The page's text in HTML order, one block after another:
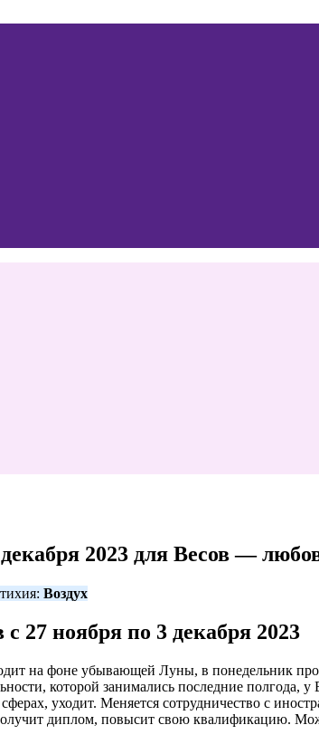
2023 для Весов —
Воздух
27 ноября по 3 декабря 2023
на фоне убывающей Луны, в понедельник
которой занимались последние полгода,
уходит. Меняется сотрудничество с
диплом, повысит свою квалификацию.